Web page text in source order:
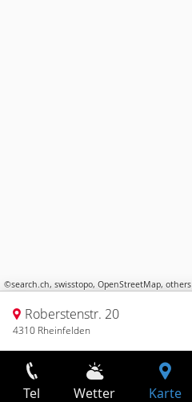
©search.ch, swisstopo, OpenStreetMap, others
Roberstenstr. 20
4310 Rheinfelden
Tel Wetter Karte